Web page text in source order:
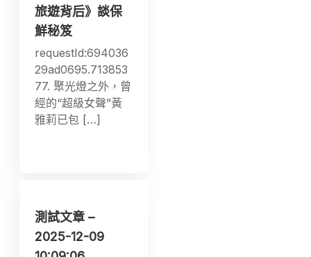
旅遊背后》談保
鮮秘笈
requestId:694036
29ad0695.713853
77. 聚光燈之外，曾
經的“超級女聲”黃
雅莉已包 […]
測試文章 –
2025-12-09